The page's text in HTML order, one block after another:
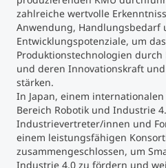
zahlreiche wertvolle
Anwendung, Handlungsbedarf
Entwicklungspotenziale, um
Produktionstechnologien durch
und deren Innovationskraft
stärken.
In Japan, einem
Bereich Robotik und Industrie
Industrievertreter/innen und
einem leistungsfähigen
zusammengeschlossen, um
Industrie 4.0 zu fördern und